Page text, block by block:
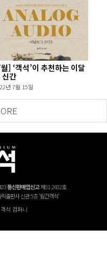
] ‘객석’이 추천하는 이달
신간
년 7월 15일
통신판매업신고제01-2602호
출판사 신관 5층 '월간객석'
석 컴퍼니